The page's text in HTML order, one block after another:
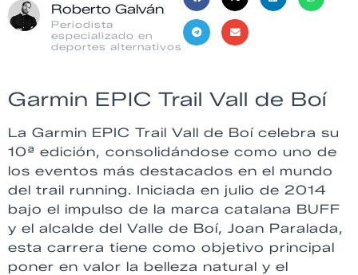
Roberto Galván
Periodista
especializado en
deportes alternativos
Garmin EPIC Trail Vall de Boí
La Garmin EPIC Trail Vall de Boí celebra su
10ª edición, consolidándose como uno de
los eventos más destacados en el mundo
del trail running. Iniciada en julio de 2014
bajo el impulso de la marca catalana BUFF
y el alcalde del Valle de Boí, Joan Paralada,
esta carrera tiene como objetivo principal
poner en valor la belleza natural y el